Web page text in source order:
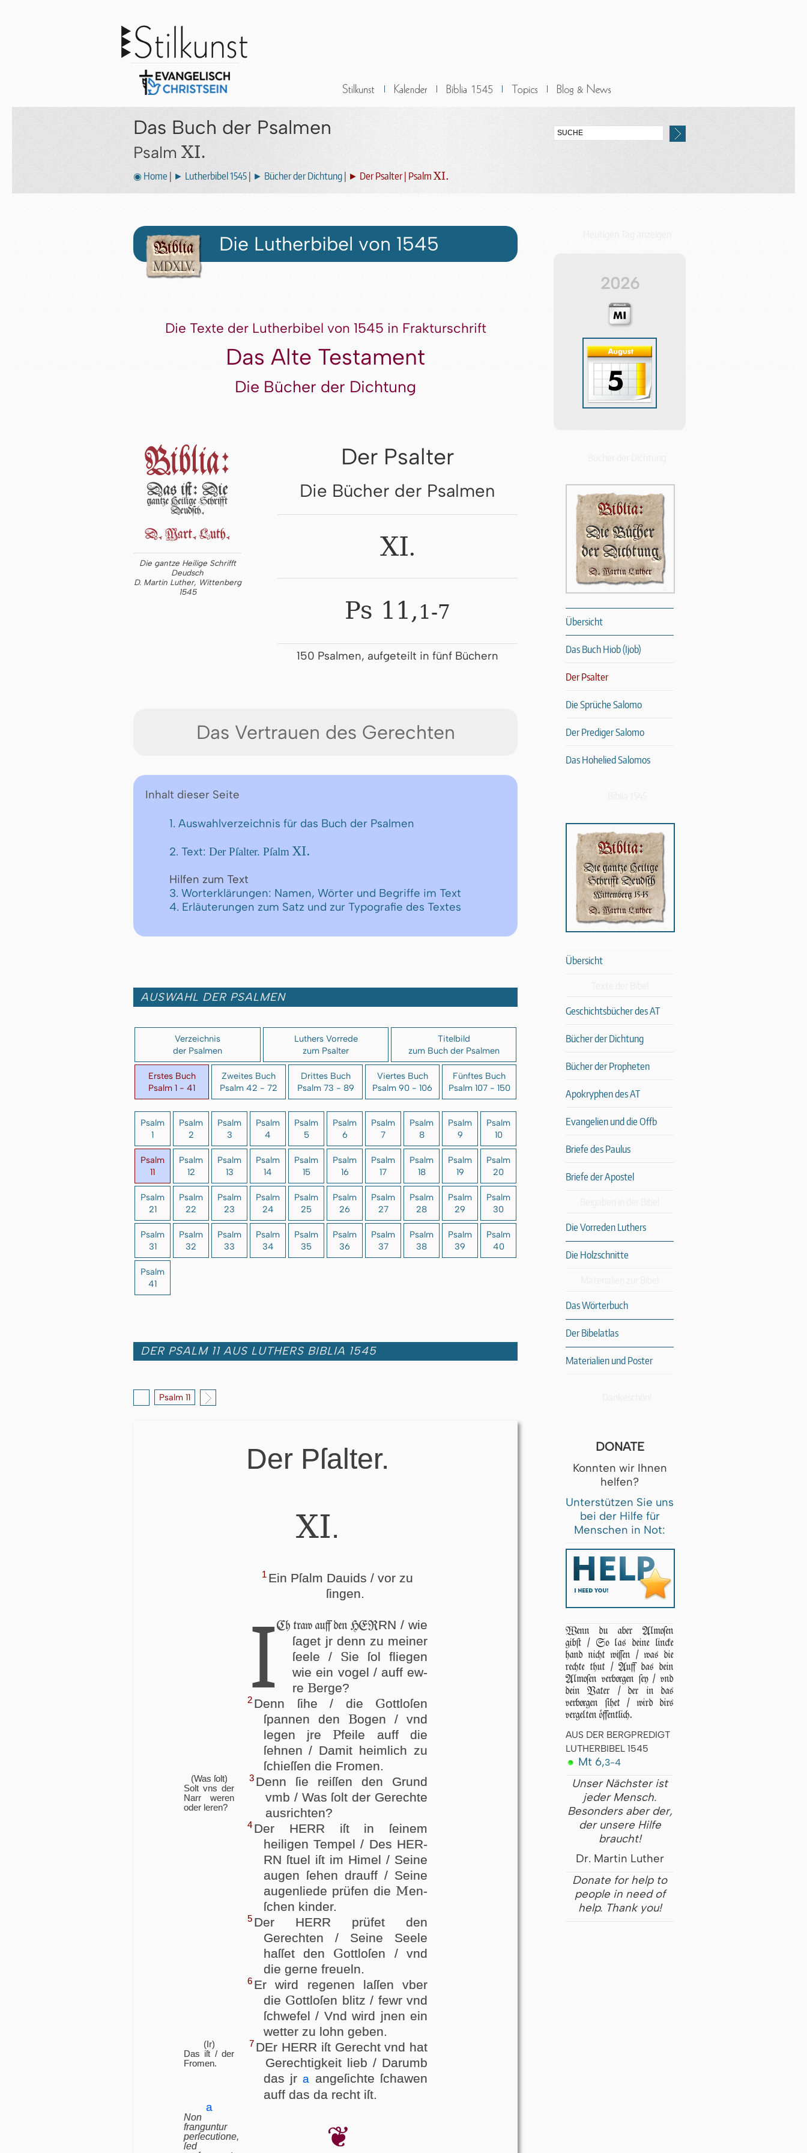
Das Buch der Psalmen
Psalm XI.
◉ Home ► Lutherbibel 1545 ► Bücher der Dichtung ► Der Psalter | Psalm XI.
Die Lutherbibel von 1545
Die Texte der Lutherbibel von 1545 in Frakturschrift
Das Alte Testament
Die Bücher der Dichtung
Die gantze Heilige Schrifft
Deudsch
D. Martin Luther, Wittenberg
1545
Der Psalter
Die Bücher der Psalmen
XI.
Ps 11, 1-7
150 Psalmen, aufgeteilt in fünf Büchern
Das Vertrauen des Gerechten
Inhalt dieser Seite
1. Auswahlverzeichnis für das Buch der Psalmen
2. Text: Der Pſalter. Pſalm XI.
Hilfen zum Text
3. Worterklärungen: Namen, Wörter und Begriffe im Text
4. Erläuterungen zum Satz und zur Typografie des Textes
AUSWAHL DER PSALMEN
Verzeichnis
der Psalmen
Luthers Vorrede
zum Psalter
Titelbild
zum Buch der Psalmen
Erstes Buch
Psalm 1 - 41
Zweites Buch
Psalm 42 - 72
Drittes Buch
Psalm 73 - 89
Viertes Buch
Psalm 90 - 106
Fünftes Buch
Psalm 107 - 150
Psalm
1
Psalm
2
Psalm
3
Psalm
4
Psalm
5
Psalm
6
Psalm
7
Psalm
8
Psalm
9
Psalm
10
Psalm
11
Psalm
12
Psalm
13
Psalm
14
Psalm
15
Psalm
16
Psalm
17
Psalm
18
Psalm
19
Psalm
20
Psalm
21
Psalm
22
Psalm
23
Psalm
24
Psalm
25
Psalm
26
Psalm
27
Psalm
28
Psalm
29
Psalm
30
Psalm
31
Psalm
32
Psalm
33
Psalm
34
Psalm
35
Psalm
36
Psalm
37
Psalm
38
Psalm
39
Psalm
40
Psalm
41
DER PSALM 11 AUS LUTHERS BIBLIA 1545
Psalm 11
Der Pſalter.
XI.
1 Ein Pſalm Dauids / vor zu
ſingen.
ICh traw auff den HERRN / wie
ſa­get jr denn zu meiner
ſeele / Sie ſol fliegen
wie ein vogel / auff ew­
re Berge?
2 Denn ſi­he / die Gott­lo­ſen
ſpannen den Bogen / vnd
legen jre Pfei­le auff die
ſehnen / Damit heimlich zu
ſchieſſen die Fromen.
(Was ſolt)
Solt vns der
Narr we­ren
oder leren?
3 Denn ſie reiſſen den Grund
vmb / Was ſolt der Gerechte
ausrichten?
4 Der HERR iſt in ſei­nem
heiligen Tempel / Des HER­
RN ſtuel iſt im Hi­mel / Seine
augen ſe­hen drauff / Seine
augenliede prüfen die Men­
ſchen kin­der.
5 Der HERR prüfet den
Gerechten / Seine Seele
haſſet den Gott­lo­ſen / vnd
die ger­ne freueln.
6 Er wird regenen laſ­ſen vber
die Gott­lo­ſen blitz / fewr vnd
ſchwefel / Vnd wird jnen ein
wetter zu lohn geben.
(Ir)
Das iſt / der
Fromen.
7 DEr HERR iſt Gerecht vnd hat
Gerechtigkeit lieb / Da­r­umb
das jra angeſichte ſchaw­en
auff das da recht iſt.
a
Non
franguntur
perſecutione,
ſed
❦
2026
Übersicht
Das Buch Hiob (Ijob)
Der Psalter
Die Sprüche Salomo
Der Prediger Salomo
Das Hohelied Salomos
Übersicht
Geschichtsbücher des AT
Bücher der Dichtung
Bücher der Propheten
Apokryphen des AT
Evangelien und die Offb
Briefe des Paulus
Briefe der Apostel
Die Vorreden Luthers
Die Holzschnitte
Das Wörterbuch
Der Bibelatlas
Materialien und Poster
DONATE
Konnten wir Ihnen
helfen?
Unterstützen Sie uns
bei der Hilfe für
Menschen in Not:
Wenn du aber Almoſen
gibſt / So las deine lincke
hand nicht wiſſen / was die
rechte thut / Auff das dein
Almoſen verborgen ſey / vnd
dein Vater / der in das
verborgen ſihet / wird dirs
vergelten öffentlich.
AUS DER BERGPREDIGT
LUTHERBIBEL 1545
Mt 6,3-4
Unser Nächster ist
jeder Mensch.
Besonders aber der,
der unsere Hilfe
braucht!
Dr. Martin Luther
Donate for help to
people in need of
help. Thank you!